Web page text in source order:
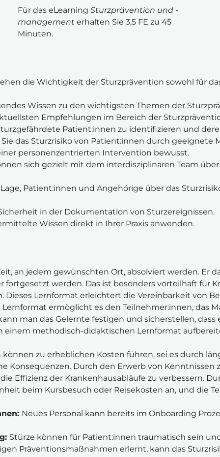
Für das eLearning Sturzprävention und -
management erhalten Sie 3,5 FE zu 45
Minuten.
die Wichtigkeit der Sturzprävention sowohl für
Wissen zu den wichtigsten Themen der
Empfehlungen im Bereich der
Patient:innen zu identifizieren und
Sie das Sturzrisiko von Patient:innen durch
personenzentrierten Intervention bewusst.
sich gezielt mit dem interdisziplinären Team
Patient:innen und Angehörige über das
in der Dokumentation von Sturzereignissen.
Wissen direkt in Ihrer Praxis anwenden.
an jedem gewünschten Ort, absolviert werden. Er
werden. Das ist besonders vorteilhaft für
Dieses Lernformat erleichtert die Vereinbarkeit von
Lernformat ermöglicht es den Teilnehmer:innen, das
man das Gelernte festigen und sicherstellen,
einem methodisch-didaktischen Lernformat
zu erheblichen Kosten führen, sei es durch
Konsequenzen. Durch den Erwerb von Kenntnissen
Effizienz der Krankenhausabläufe zu verbessern.
beim Kursbesuch oder Reisekosten an, und die
Neues Personal kann bereits im Onboarding
Stürze können für Patient:innen traumatisch sein
Präventionsmaßnahmen erlernt, kann das